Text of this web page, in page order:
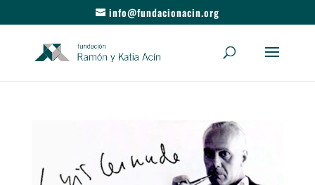
info@fundacionacin.org